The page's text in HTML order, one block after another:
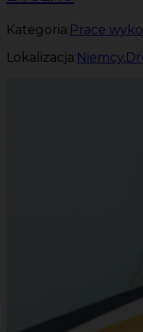
Kategoria:Prace
Lokalizacja:Niemcy,